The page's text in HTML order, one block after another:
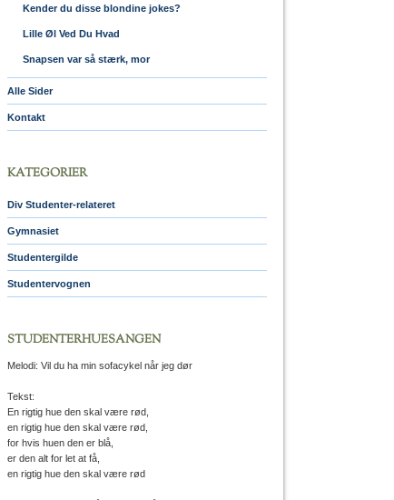
Kender du disse blondine jokes?
Lille Øl Ved Du Hvad
Snapsen var så stærk, mor
Alle Sider
Kontakt
KATEGORIER
Div Studenter-relateret
Gymnasiet
Studentergilde
Studentervognen
STUDENTERHUESANGEN
Melodi: Vil du ha min sofacykel når jeg dør
Tekst:
En rigtig hue den skal være rød,
en rigtig hue den skal være rød,
for hvis huen den er blå,
er den alt for let at få,
en rigtig hue den skal være rød